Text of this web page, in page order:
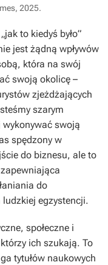
2025.
to kiedyś było”
jest żądną wpływów
która na swój
swoją okolicę –
zjeżdżających
szarym
wykonywać swoją
spędzony w
do biznesu, ale to
do
egzystencji.
społeczne i
ich szukają. To
tytułów naukowych